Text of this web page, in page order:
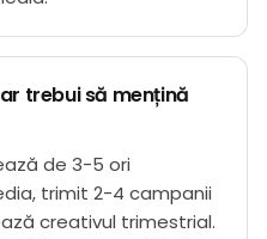
trebui să mențină
de 3-5 ori
trimit 2-4 campanii
creativul trimestrial.